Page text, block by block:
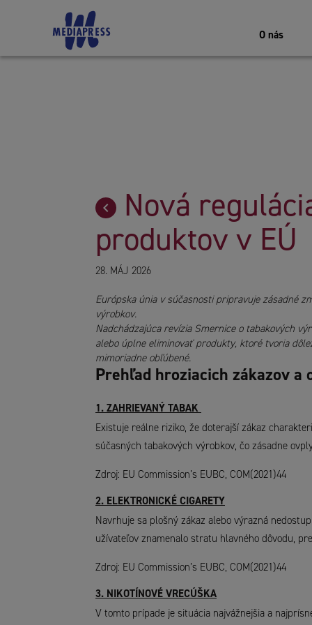
O nás
Nová
produktov v EÚ
28. MÁJ 2026
Európska únia v súčasnosti pripravuje zásadné
výrobkov.
Nadchádzajúca revízia Smernice o tabakových
alebo úplne eliminovať produkty, ktoré tvoria
mimoriadne obľúbené.
Prehľad hroziacich zákazov a
1. ZAHRIEVANÝ TABAK
Existuje reálne riziko, že doterajší zákaz
súčasných tabakových výrobkov, čo zásadne
Zdroj: EU Commission’s EUBC, COM(2021)44
2. ELEKTRONICKÉ CIGARETY
Navrhuje sa plošný zákaz alebo výrazná
užívateľov znamenalo stratu hlavného dôvodu,
Zdroj: EU Commission’s EUBC, COM(2021)44
3. NIKOTÍNOVÉ VRECÚŠKA
V tomto prípade je situácia najvážnejšia a